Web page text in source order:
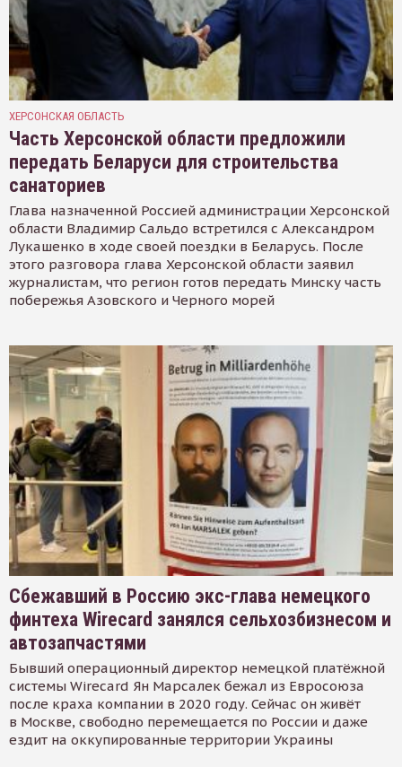
ХЕРСОНСКАЯ ОБЛАСТЬ
Часть Херсонской области предложили
передать Беларуси для строительства
санаториев
Глава назначенной Россией администрации Херсонской
области Владимир Сальдо встретился с Александром
Лукашенко в ходе своей поездки в Беларусь. После
этого разговора глава Херсонской области заявил
журналистам, что регион готов передать Минску часть
побережья Азовского и Черного морей
Сбежавший в Россию экс-глава немецкого
финтеха Wirecard занялся сельхозбизнесом и
автозапчастями
Бывший операционный директор немецкой платёжной
системы Wirecard Ян Марсалек бежал из Евросоюза
после краха компании в 2020 году. Сейчас он живёт
в Москве, свободно перемещается по России и даже
ездит на оккупированные территории Украины